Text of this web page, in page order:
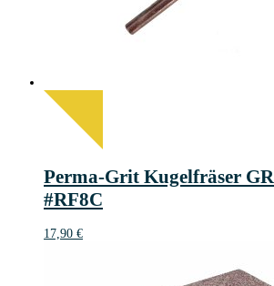
Perma-Grit Kugelfräser
#RF8C
17,90 €